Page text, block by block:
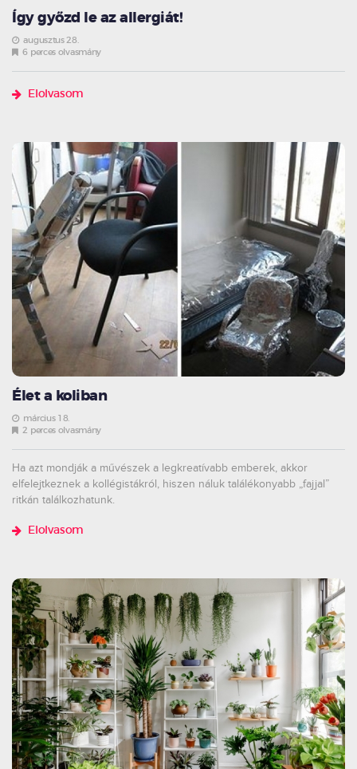
Így győzd le az allergiát!
augusztus 28.
6 perces olvasmány
Elolvasom
Élet a koliban
március 18.
2 perces olvasmány
Ha azt mondják a művészek a legkreatívabb emberek, akkor
elfelejtkeznek a kollégistákról, hiszen náluk találékonyabb „fajjal”
ritkán találkozhatunk.
Elolvasom